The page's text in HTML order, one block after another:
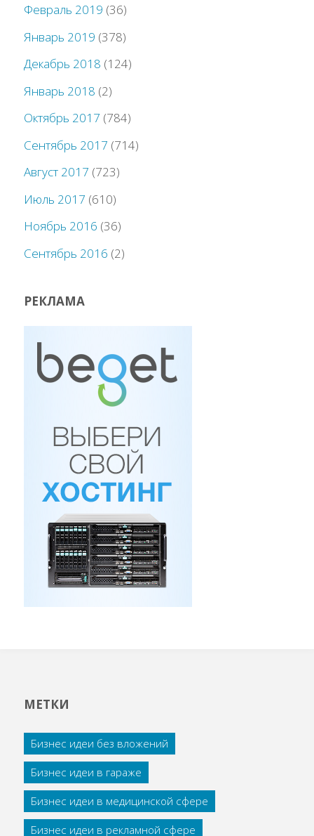
Февраль 2019 (36)
Январь 2019 (378)
Декабрь 2018 (124)
Январь 2018 (2)
Октябрь 2017 (784)
Сентябрь 2017 (714)
Август 2017 (723)
Июль 2017 (610)
Ноябрь 2016 (36)
Сентябрь 2016 (2)
РЕКЛАМА
МЕТКИ
Бизнес идеи без вложений
Бизнес идеи в гараже
Бизнес идеи в медицинской сфере
Бизнес идеи в рекламной сфере